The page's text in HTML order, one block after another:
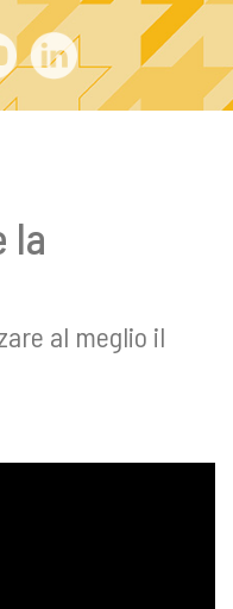
la
al meglio il